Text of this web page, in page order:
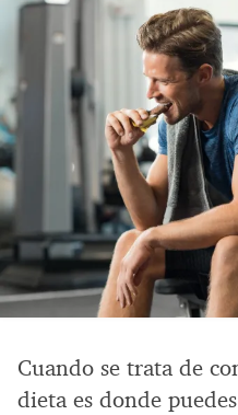
Cuando se trata de
dieta es donde